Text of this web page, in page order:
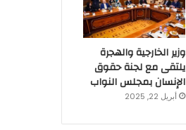
وزير الخارجية والهجرة
يلتقى مع لجنة حقوق
الإنسان بمجلس النواب
أبريل 22, 2025